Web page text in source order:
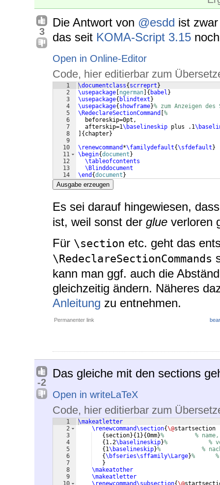
3
Die Antwort von @esdd ist
das seit KOMA-Script 3.15
Open in Online-Editor
Code, hier editierbar zum
1
2
3
4
5
6
7
8
9
10
11
12
13
14
\documentclass{ scrreprt }
\usepackage ngerman { babel }
\usepackage{ blindtext }
\usepackage{ showframe}% zum Anzeigen
\RedeclareSectionCommand
%
  beforeskip=0pt,
  afterskip=1
\baselineskip plus .1
{ chapter}
\renewcommand *\familydefault{\sfdefault }
\begin{document }
\tableofcontents
\Blinddocument
\end {document }
Ausgabe erzeugen
Es sei darauf hingewiesen,
ist, weil sonst der glue verloren
Für \section etc. geht das
\RedeclareSectionCommands
kann man ggf. auch die
gleichzeitig ändern. Näheres
Anleitung zu entnehmen.
Permanenter link
-2
Das gleiche mit den sections
Open in writeLaTeX
Code, hier editierbar zum
1
2
3
4
5
6
7
8
9
\makeatletter
\renewcommand\section{\@startsection
{ section}{ 1}{0mm}%         % name,
{ 1.2\baselineskip}%            %
{ 1\baselineskip}%            %
{\bfseries\sffamily\Large}%
}
\makeatother
\makeatletter